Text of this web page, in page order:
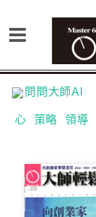
問問大師AI
心 策略 領導